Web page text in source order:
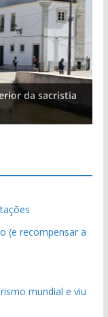
da sacristia
(e recompensar a
mundial e viu